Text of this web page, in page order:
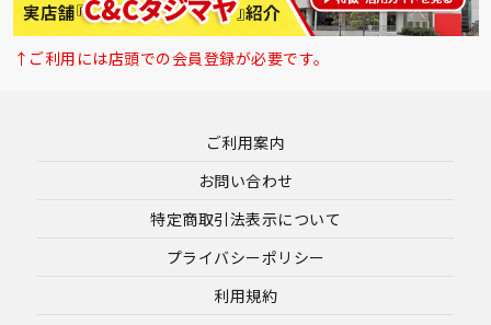
↑ご利用には店頭での会員登録が必要です。
ご利用案内
お問い合わせ
特定商取引法表示について
プライバシーポリシー
利用規約